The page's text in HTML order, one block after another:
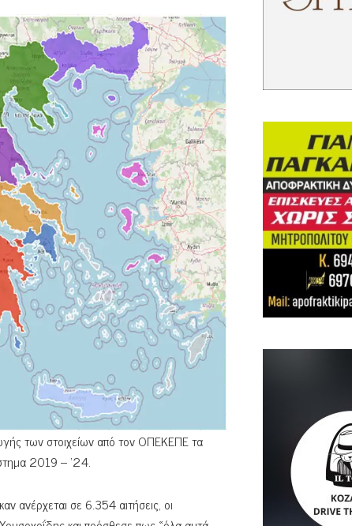
των στοιχείων από τον ΟΠΕΚΕΠΕ τα
2019 – ‘24.
ανέρχεται σε 6.354 αιτήσεις, οι